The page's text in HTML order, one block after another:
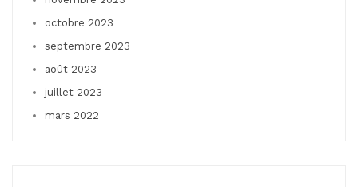
octobre 2023
septembre 2023
août 2023
juillet 2023
mars 2022